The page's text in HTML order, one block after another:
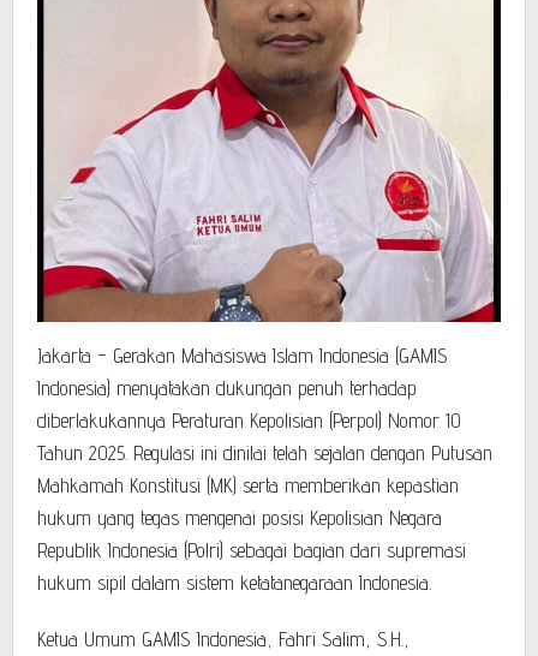
Jakarta – Gerakan Mahasiswa Islam Indonesia (GAMIS
Indonesia) menyatakan dukungan penuh terhadap
diberlakukannya Peraturan Kepolisian (Perpol) Nomor 10
Tahun 2025. Regulasi ini dinilai telah sejalan dengan Putusan
Mahkamah Konstitusi (MK) serta memberikan kepastian
hukum yang tegas mengenai posisi Kepolisian Negara
Republik Indonesia (Polri) sebagai bagian dari supremasi
hukum sipil dalam sistem ketatanegaraan Indonesia.
Ketua Umum GAMIS Indonesia, Fahri Salim, S.H.,